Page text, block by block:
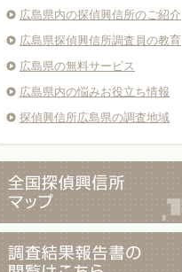
広島県内の探偵興信所のご紹介
広島県探偵興信所調査員の教育
広島県の無料サービス
広島県内の悩みお役立ち情報
探偵興信所広島県の調査地域